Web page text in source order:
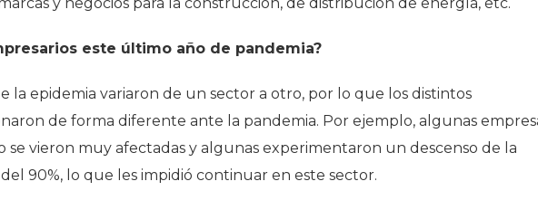
este último año de pandemia?
la epidemia variaron de un sector a otro, por lo que los distintos
de forma diferente ante la pandemia. Por ejemplo, algunas
se vieron muy afectadas y algunas experimentaron un descenso de la
90%, lo que les impidió continuar en este sector.